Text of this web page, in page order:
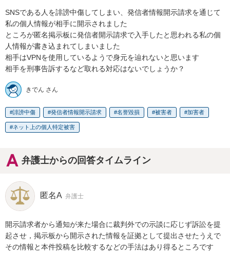
SNSである人を誹謗中傷してしまい、発信者情報開示請求を通じて
私の個人情報が相手に開示されました
ところが匿名掲示板に発信者開示請求で入手したと思われる私の個
人情報が書き込まれてしまいました
相手はVPNを使用しているようで身元を辿れないと思います
相手を刑事告訴するなど取れる対応はないでしょうか？
きでん さん
誹謗中傷 発信者情報開示請求 名誉毀損 被害者 加害者
ネット上の個人特定被害
弁護士からの回答タイムライン
匿名A 弁護士
開示請求者から通知が来た場合に裁判外での示談に応じず訴訟を提
起させ，掲示板から開示された情報を証拠として提出させたうえで
その情報と本件投稿を比較するなどの手法はあり得るところです